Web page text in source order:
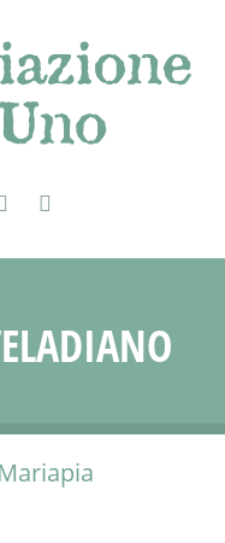
Mariapia